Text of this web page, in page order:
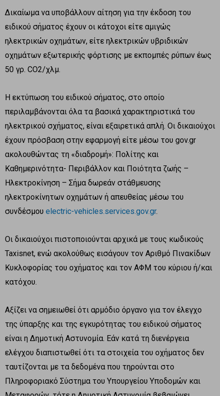
Δικαίωμα να υποβάλλουν αίτηση για την έκδοση του
ειδικού σήματος έχουν οι κάτοχοι είτε αμιγώς
ηλεκτρικών οχημάτων, είτε ηλεκτρικών υβριδικών
οχημάτων εξωτερικής φόρτισης με εκπομπές ρύπων έως
50 γρ. CO2/χλμ.
Η εκτύπωση του ειδικού σήματος, στο οποίο
περιλαμβάνονται όλα τα βασικά χαρακτηριστικά του
ηλεκτρικού σχήματος, είναι εξαιρετικά απλή. Οι δικαιούχοι
έχουν πρόσβαση στην εφαρμογή είτε μέσω του gov.gr
ακολουθώντας τη «διαδρομή»: Πολίτης και
Καθημερινότητα- Περιβάλλον και Ποιότητα ζωής –
Ηλεκτροκίνηση – Σήμα δωρεάν στάθμευσης
ηλεκτροκίνητων οχημάτων ή απευθείας μέσω του
συνδέσμου electric-vehicles.services.gov.gr.
Οι δικαιούχοι πιστοποιούνται αρχικά με τους κωδικούς
Taxisnet, ενώ ακολούθως εισάγουν τον Αριθμό Πινακίδων
Κυκλοφορίας του οχήματος και τον ΑΦΜ του κύριου ή/και
κατόχου.
Αξίζει να σημειωθεί ότι αρμόδιο όργανο για τον έλεγχο
της ύπαρξης και της εγκυρότητας του ειδικού σήματος
είναι η Δημοτική Αστυνομία. Εάν κατά τη διενέργεια
ελέγχου διαπιστωθεί ότι τα στοιχεία του οχήματος δεν
ταυτίζονται με τα δεδομένα που τηρούνται στο
Πληροφοριακό Σύστημα του Υπουργείου Υποδομών και